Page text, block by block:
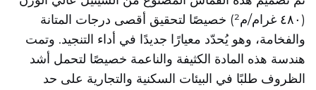
(٤٨٠ غرام/م²) خصيصًا لتحقيق أقصى درجات المتانة
والفخامة، وهو يُحدّد معيارًا جديدًا في أداء التنجيد. وتمت
هندسة هذه المادة الكثيفة والناعمة خصيصًا لتحمل أشد
الظروف طلبًا في البيئات السكنية والتجارية على حد